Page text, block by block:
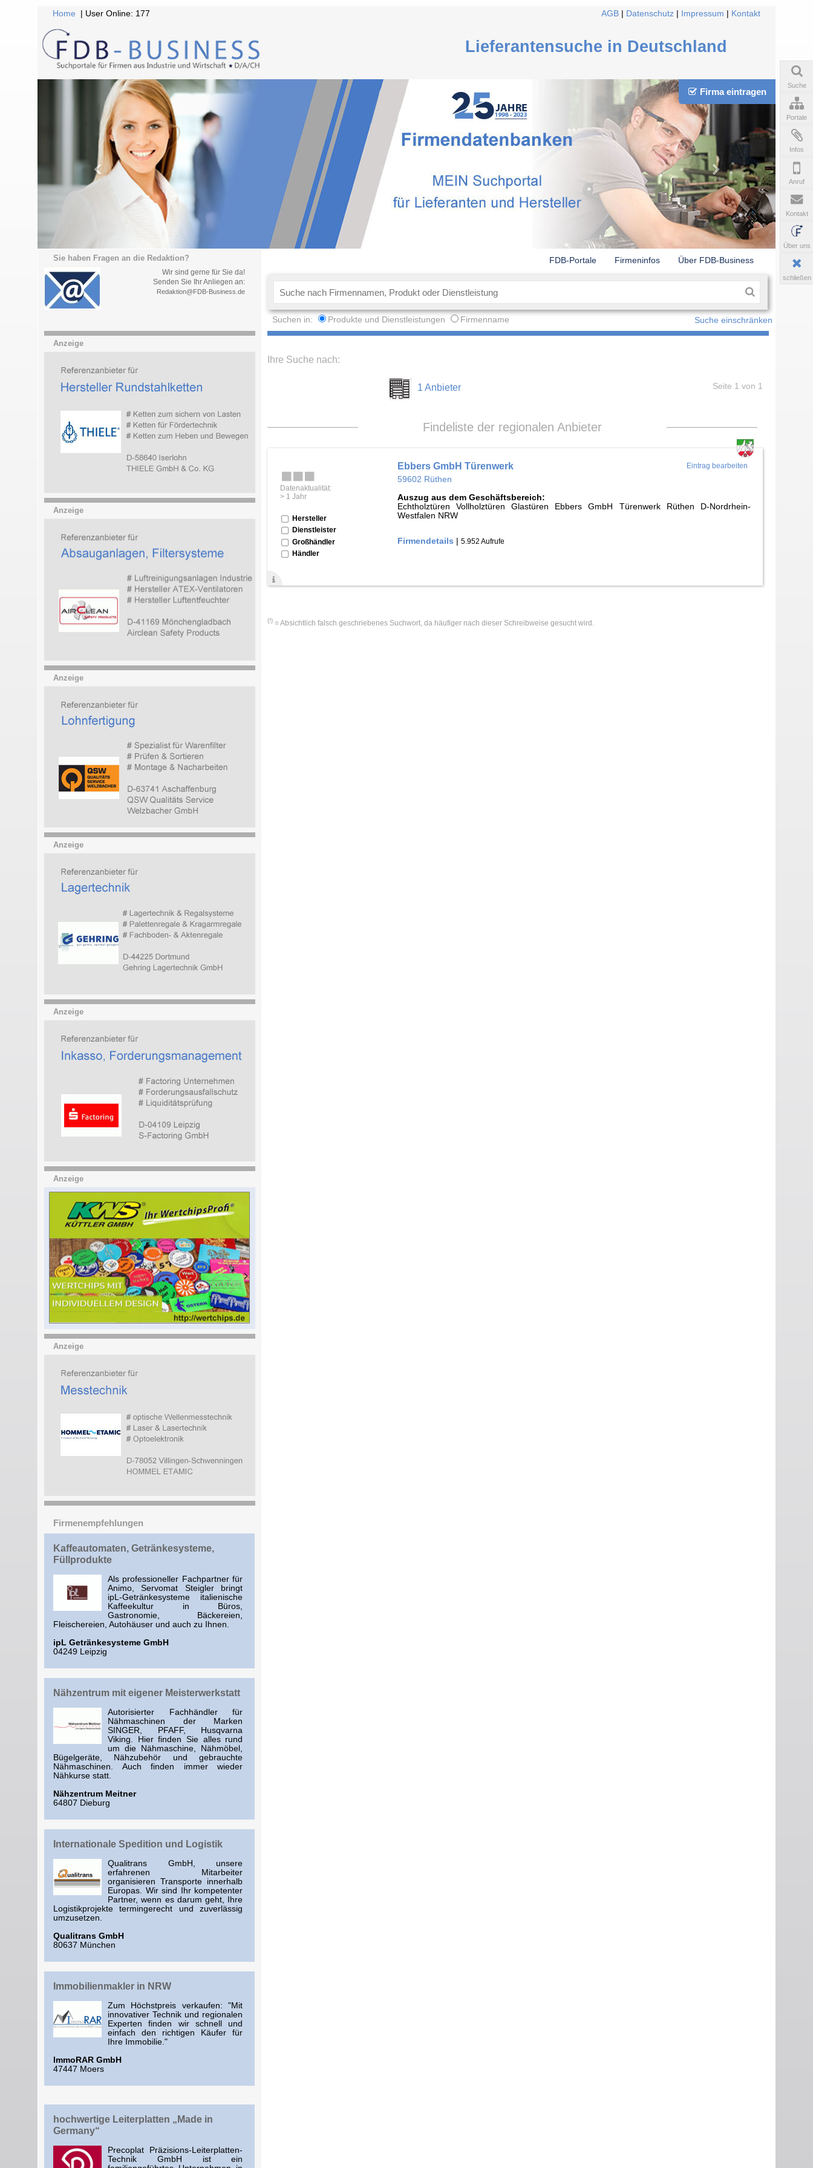
Home | User Online: 177 AGB Datenschutz Impressum Kontakt
Lieferantensuche in Deutschland
Firma eintragen
Sie haben Fragen an die Redaktion?
Wir sind gerne für Sie da!
Senden Sie Ihr Anliegen an:
Redaktion@FDB-Business.de
FDB-Portale Firmeninfos Über FDB-Business
Suchen in: Produkte und Dienstleistungen Firmenname Suche einschränken
Anzeige
Anzeige
Anzeige
Anzeige
Anzeige
Anzeige
Anzeige
Firmenempfehlungen
Kaffeautomaten, Getränkesysteme,
Füllprodukte
Als professioneller Fachpartner für
Animo, Servomat Steigler bringt
ipL-Getränkesysteme italienische
Kaffeekultur in Büros,
Gastronomie, Bäckereien,
Fleischereien, Autohäuser und auch zu Ihnen.
ipL Getränkesysteme GmbH
04249 Leipzig
Nähzentrum mit eigener Meisterwerkstatt
Autorisierter Fachhändler für
Nähmaschinen der Marken
SINGER, PFAFF, Husqvarna
Viking. Hier finden Sie alles rund
um die Nähmaschine, Nähmöbel,
Bügelgeräte, Nähzubehör und gebrauchte
Nähmaschinen. Auch finden immer wieder
Nähkurse statt.
Nähzentrum Meitner
64807 Dieburg
Internationale Spedition und Logistik
Qualitrans GmbH, unsere
erfahrenen Mitarbeiter
organisieren Transporte innerhalb
Europas. Wir sind Ihr kompetenter
Partner, wenn es darum geht, Ihre
Logistikprojekte termingerecht und zuverlässig
umzusetzen.
Qualitrans GmbH
80637 München
Immobilienmakler in NRW
Zum Höchstpreis verkaufen: "Mit
innovativer Technik und regionalen
Experten finden wir schnell und
einfach den richtigen Käufer für
Ihre Immobilie."
ImmoRAR GmbH
47447 Moers
hochwertige Leiterplatten „Made in
Germany“
Precoplat Präzisions-Leiterplatten-
Technik GmbH ist ein
Ihre Suche nach:
1 Anbieter Seite 1 von 1
Findeliste der regionalen Anbieter
Datenaktualität:
> 1 Jahr
Hersteller
Dienstleister
Großhändler
Händler
Eintrag bearbeiten
Ebbers GmbH Türenwerk
59602 Rüthen
Auszug aus dem Geschäftsbereich:
Echtholztüren Vollholztüren Glastüren Ebbers GmbH Türenwerk Rüthen D-Nordrhein-
Westfalen NRW
Firmendetails |5.952 Aufrufe
{!} = Absichtlich falsch geschriebenes Suchwort, da häufiger nach dieser Schreibweise gesucht wird.
Suche
Portale
Infos
Anruf
Kontakt
Über uns
schließen